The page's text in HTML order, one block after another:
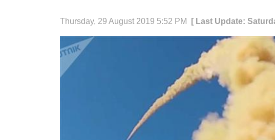
Thursday, 29 August 2019 5:52 PM [ Last Update: